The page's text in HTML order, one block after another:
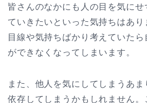
皆さんのなかにも人の目を気にせ
ていきたいといった気持ちはあ
目線や気持ちばかり考えていた
ができなくなってしまいます。
また、他人を気にしてしまうあ
依存してしまうかもしれません。